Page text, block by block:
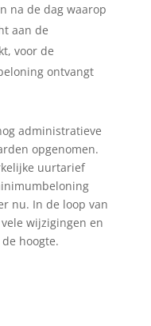
na de dag waarop
aan de
voor de
ontvangt
administratieve
opgenomen.
uurtarief
nu. In de loop van
wijzigingen en
hoogte.